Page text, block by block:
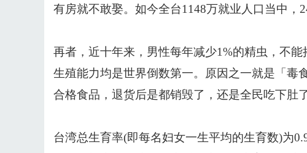
有房就不敢娶。如今全台1148万就业人口当中，
再者，近十年来，男性每年减少1%的精虫，不
生殖能力均是世界倒数第一。原因之一就是「毒
合格食品，退货后是都销毁了，还是全民吃下肚
台湾总生育率(即每名妇女一生平均的生育数)为